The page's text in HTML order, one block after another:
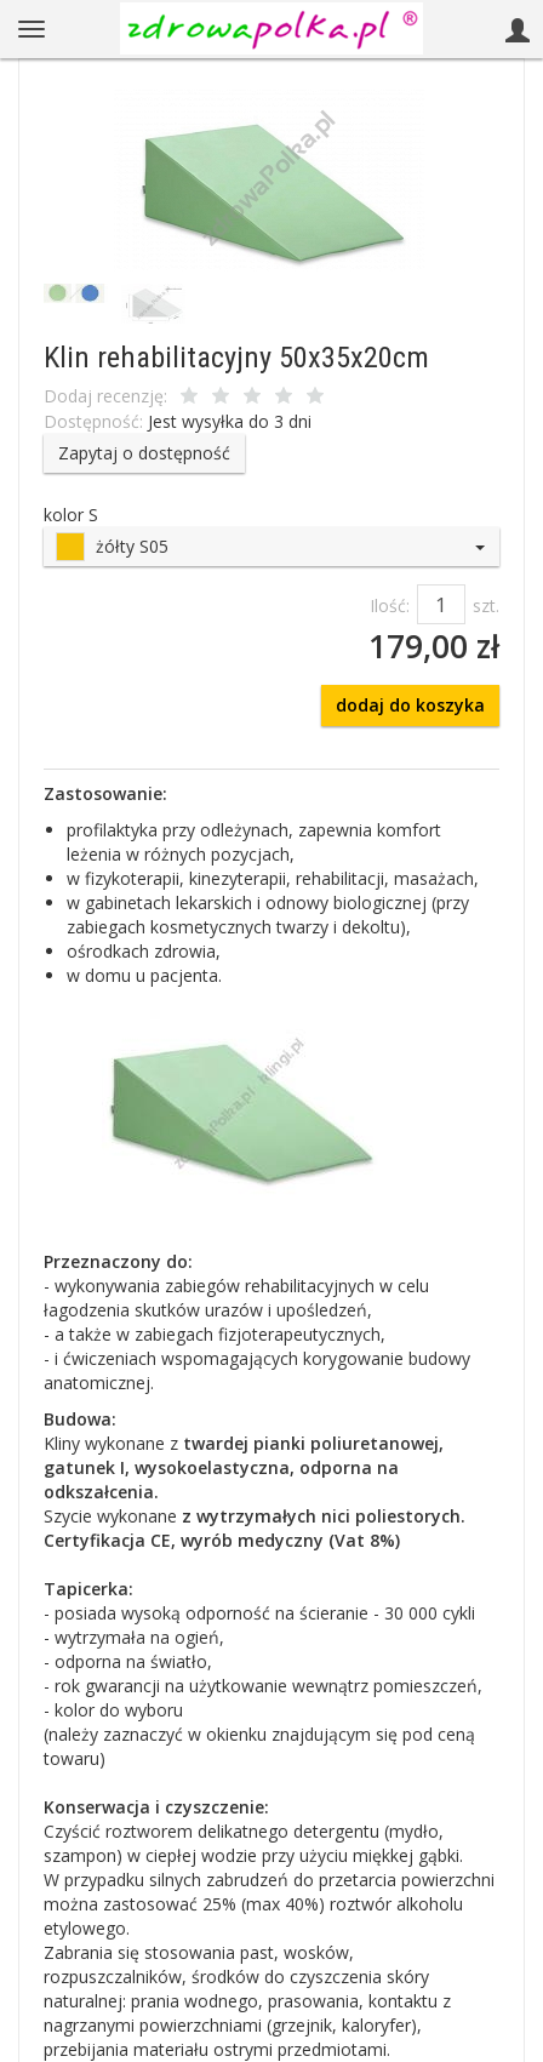
Klin rehabilitacyjny 50x35x20cm
Dodaj recenzję:
Dostępność: Jest wysyłka do 3 dni
Zapytaj o dostępność
kolor S
żółty S05
Ilość: szt.
179,00 zł
dodaj do koszyka
Zastosowanie:
profilaktyka przy odleżynach, zapewnia komfort
leżenia w różnych pozycjach,
w fizykoterapii, kinezyterapii, rehabilitacji, masażach,
w gabinetach lekarskich i odnowy biologicznej (przy
zabiegach kosmetycznych twarzy i dekoltu),
ośrodkach zdrowia,
w domu u pacjenta.
Przeznaczony do:
- wykonywania zabiegów rehabilitacyjnych w celu
łagodzenia skutków urazów i upośledzeń,
- a także w zabiegach fizjoterapeutycznych,
- i ćwiczeniach wspomagających korygowanie budowy
anatomicznej.
Budowa:
Kliny wykonane z twardej pianki poliuretanowej,
gatunek I, wysokoelastyczna, odporna na
odkszałcenia.
Szycie wykonane z wytrzymałych nici poliestorych.
Certyfikacja CE, wyrób medyczny (Vat 8%)
Tapicerka:
- posiada wysoką odporność na ścieranie - 30 000 cykli
- wytrzymała na ogień,
- odporna na światło,
- rok gwarancji na użytkowanie wewnątrz pomieszczeń,
- kolor do wyboru
(należy zaznaczyć w okienku znajdującym się pod ceną
towaru)
Konserwacja i czyszczenie:
Czyścić roztworem delikatnego detergentu (mydło,
szampon) w ciepłej wodzie przy użyciu miękkej gąbki.
W przypadku silnych zabrudzeń do przetarcia powierzchni
można zastosować 25% (max 40%) roztwór alkoholu
etylowego.
Zabrania się stosowania past, wosków,
rozpuszczalników, środków do czyszczenia skóry
naturalnej: prania wodnego, prasowania, kontaktu z
nagrzanymi powierzchniami (grzejnik, kaloryfer),
przebijania materiału ostrymi przedmiotami.